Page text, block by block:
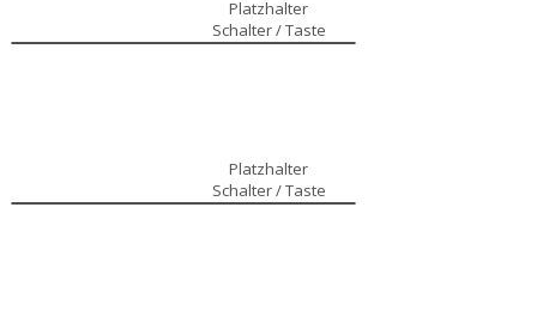
Platzhalter
Schalter / Taste
Platzhalter
Schalter / Taste